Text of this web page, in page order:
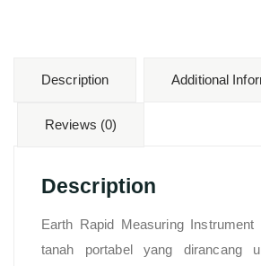
Description Additional
Reviews (0)
Description
Earth Rapid Measuring
tanah portabel yang dirancang